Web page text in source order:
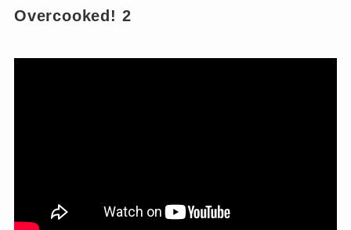
Overcooked! 2